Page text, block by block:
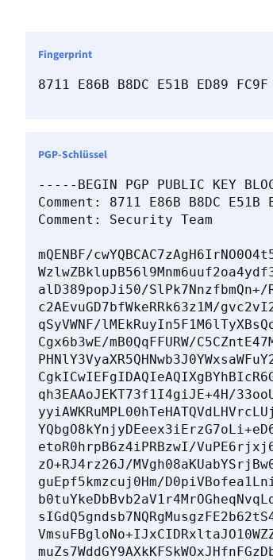
8711 E86B B8DC E51B ED89
Fingerprint
-----BEGIN PGP PUBLIC KEY
Comment: 8711 E86B B8DC E51B
Comment: Security Team
mQENBF/
alD389popJi50/SlPk7NnzfbmQn+/
c2AEvuGD7bfWkeRRk63z1M/
qSyVWNF/
Cgx6b3wE/mB0QqFFURW/
qh3EAAoJEKT73f1I4giJE+4H/
etoR0hrpB6z4iPRBzwI/
zO+RJ4rz26J/
guEpf5kmzcuj0Hm/
PGP-Schlüssel